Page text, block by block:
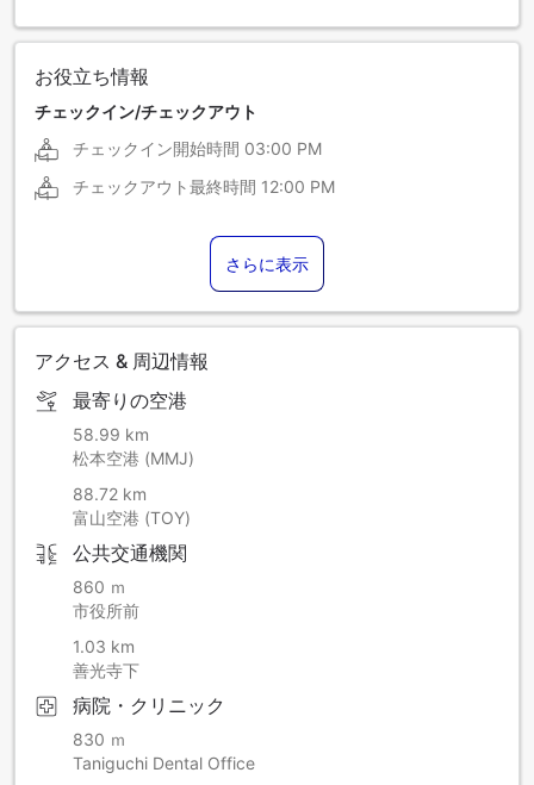
お役立ち情報
チェックイン/チェックアウト
チェックイン開始時間 03:00 PM
チェックアウト最終時間 12:00 PM
さらに表示
アクセス & 周辺情報
最寄りの空港
58.99 km
松本空港 (MMJ)
88.72 km
富山空港 (TOY)
公共交通機関
860 ｍ
市役所前
1.03 km
善光寺下
病院・クリニック
830 ｍ
Taniguchi Dental Office